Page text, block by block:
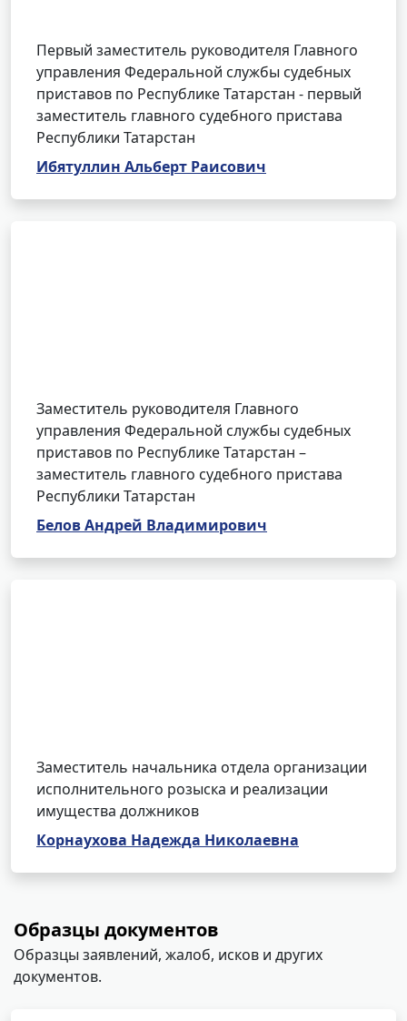
Первый заместитель руководителя Главного
управления Федеральной службы судебных
приставов по Республике Татарстан - первый
заместитель главного судебного пристава
Республики Татарстан
Ибятуллин Альберт Раисович
Заместитель руководителя Главного
управления Федеральной службы судебных
приставов по Республике Татарстан –
заместитель главного судебного пристава
Республики Татарстан
Белов Андрей Владимирович
Заместитель начальника отдела организации
исполнительного розыска и реализации
имущества должников
Корнаухова Надежда Николаевна
Образцы документов
Образцы заявлений, жалоб, исков и других
документов.